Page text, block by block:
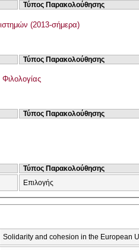
Τύπος Παρακολούθησης
(2013-σήμερα)
Τύπος Παρακολούθησης
Τύπος Παρακολούθησης
Τύπος Παρακολούθησης
Επιλογής
Solidarity and cohesion in the European